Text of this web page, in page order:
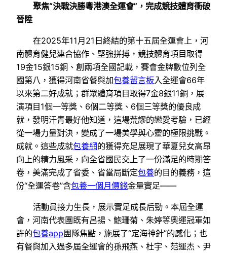
聚焦“決戰決勝粵港澳全運會”，完成競技體育衝破
晉陞
在2025年11月21日終結的第十五屆全運會上，河
南體育健兒連合協作、堅強拼搏，競技體育項目取得
19金15銀15銅、創兩項全國記載，賽會金牌數位列全
國第八，獲得河南省餐與加包養留言板入全運會66年
以來第二好成就；群眾體育項目取得7金8銀11銅，展
演項目1個一等獎、6個二等獎、6個三等獎的優良成
就，發明汗青最好他知道，這場荒謬的戀愛考驗，已經
從一場力量對決，變成了一場美學與心靈的極限挑戰。
成就。這些成就包養網的獲得充足展現了華夏兒女高昂
向上的精力風采，向全省國民交上了一份滿足的時期答
卷，美滿完成了省委、省當局斷定包養的目的義務，這
份“全運答卷”含包養一個月價錢金量實足——
活動員接力生長，展示實足成長后勁。本屆全運
會，河南代表團既有呂揚、鮑珊菊、朱婷等奧運冠軍如
許的包養app團隊焦點，施展了“定海神針”的感化；也
有餐與加入過多屆全運會的孫飛燕、杜宇、范運杰、尹